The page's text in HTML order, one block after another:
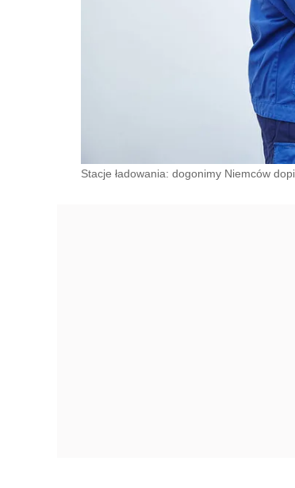
Stacje ładowania: dogonimy Niemców